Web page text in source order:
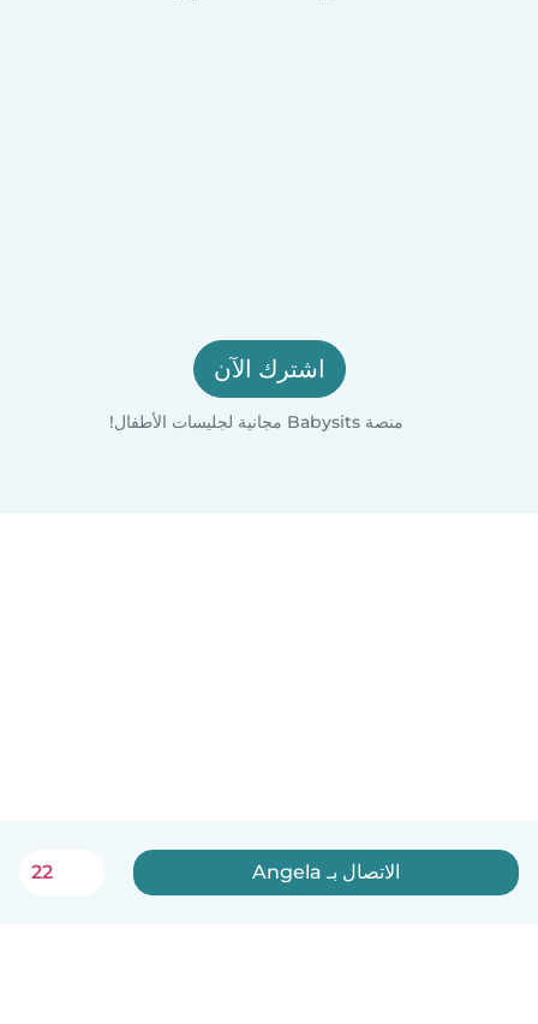
اشترك الآن
منصة Babysits مجانية لجليسات الأطفال!
الاتصال بـ Angela 22